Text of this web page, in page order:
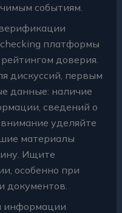
событиям.
платформы
доверия.
дискуссий, первым
данные: наличие
сведений о
уделяйте
материалы
Ищите
особенно при
документов.
информации